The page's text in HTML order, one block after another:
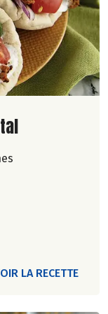
LA RECETTE